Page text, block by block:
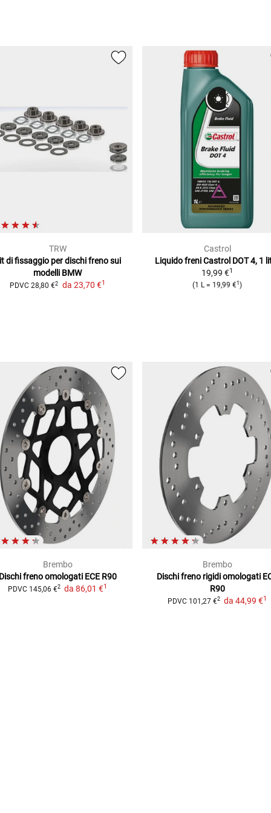
TRW
di fissaggio per dischi frenosui
modelli BMW
PDVC 28,80 €2 da 23,70 €1
Castrol
Liquido freni Castrol DOT 4, 1
19,99 €1
(1 L= 19,99 €1 )
Brembo
Dischi freno omologati ECE R90
PDVC 145,06 €2 da 86,01 €1
Brembo
Dischi freno rigidi omologati
R90
PDVC 101,27 €2 da 44,99 €1